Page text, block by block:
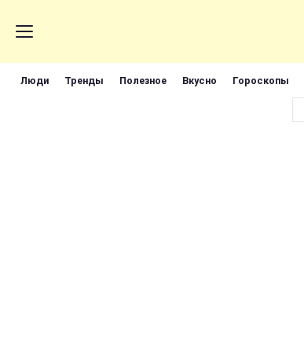
Люди Тренды Полезное Вкусно Гороскопы